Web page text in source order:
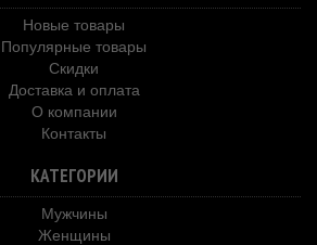
Новые товары
Популярные товары
Скидки
Доставка и оплата
О компании
Контакты
КАТЕГОРИИ
Мужчины
Женщины